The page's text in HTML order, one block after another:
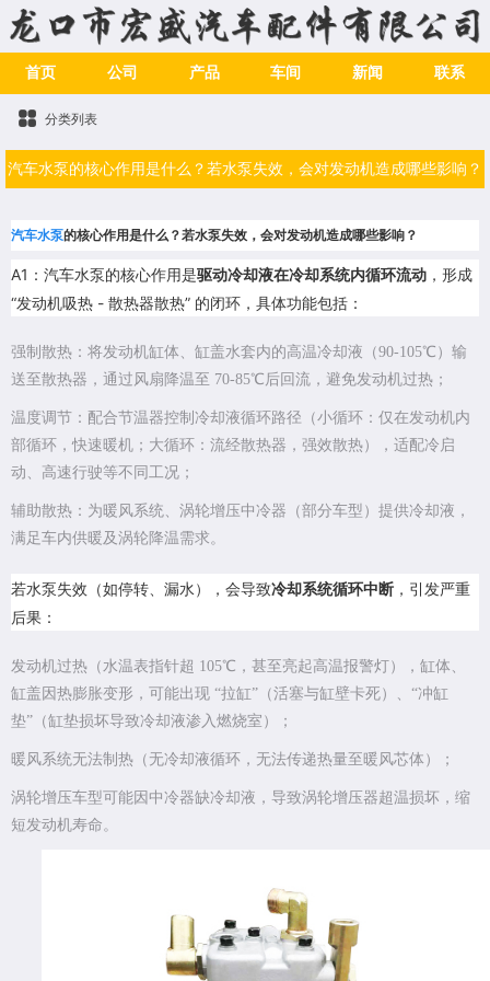
首页 公司 产品 车间 新闻 联系
分类列表
汽车水泵的核心作用是什么？若水泵失效，会对发动机造成哪些影响？
汽车水泵的核心作用是什么？若水泵失效，会对发动机造成哪些影响？
A1：汽车水泵的核心作用是驱动冷却液在冷却系统内循环流动 ，形成
“发动机吸热 - 散热器散热” 的闭环，具体功能包括：
强制散热：将发动机缸体、缸盖水套内的高温冷却液（90-105℃）输
送至散热器，通过风扇降温至 70-85℃后回流，避免发动机过热；
温度调节：配合节温器控制冷却液循环路径（小循环：仅在发动机内
部循环，快速暖机；大循环：流经散热器，强效散热），适配冷启
动、高速行驶等不同工况；
辅助散热：为暖风系统、涡轮增压中冷器（部分车型）提供冷却液，
满足车内供暖及涡轮降温需求。
若水泵失效（如停转、漏水），会导致冷却系统循环中断 ，引发严重
后果：
发动机过热（水温表指针超 105℃，甚至亮起高温报警灯），缸体、
缸盖因热膨胀变形，可能出现 “拉缸”（活塞与缸壁卡死）、“冲缸
垫”（缸垫损坏导致冷却液渗入燃烧室）；
暖风系统无法制热（无冷却液循环，无法传递热量至暖风芯体）；
涡轮增压车型可能因中冷器缺冷却液，导致涡轮增压器超温损坏，缩
短发动机寿命。